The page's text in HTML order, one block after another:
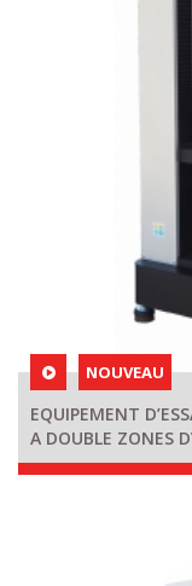
NOUVEAU
EQUIPEMENT
A DOUBLE ZONES